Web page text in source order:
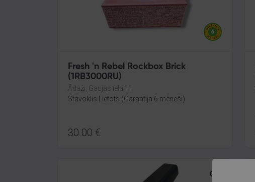
Fresh 'n Rebel Rockbox Brick
(1RB3000RU)
Ādaži, Gaujas iela 11
Stāvoklis Lietots (Garantija 6 mēneši)
30.00 €